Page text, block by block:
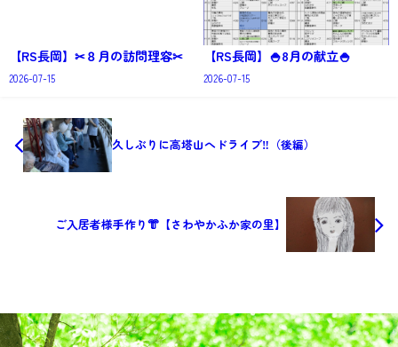
【RS長岡】✂８月の訪問理容✂
2026-07-15
【RS長岡】🍚8月の献立🍚
2026-07-15
久しぶりに高塔山へドライブ‼（後編）
ご入居者様手作り👘【さわやかふか家の里】